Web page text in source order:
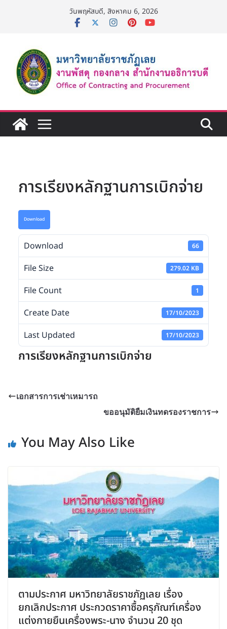
วันพฤหัสบดี, สิงหาคม 6, 2026
การเรียงหลักฐานการเบิกจ่าย
Download
Download 66
File Size 279.02 KB
File Count 1
Create Date 17/10/2023
Last Updated 17/10/2023
การเรียงหลักฐานการเบิกจ่าย
เอกสารการเช่าเหมารถ
ขออนุมัติยืมเงินทดรองราชการ
You May Also Like
ตามประกาศ มหาวิทยาลัยราชภัฏเลย เรื่อง
ยกเลิกประกาศ ประกวดราคาซื้อครุภัณฑ์เครื่อง
แต่งกายยืนเครื่องพระ-นาง จำนวน 20 ชุด